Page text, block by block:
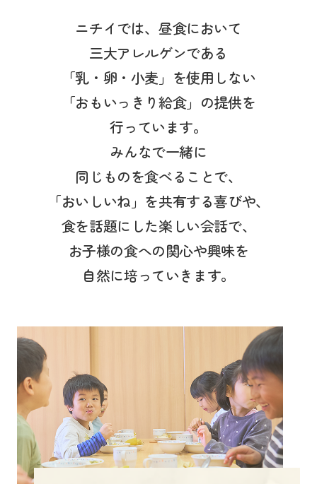
保育園に関するお問い合わせ
プライバシーポリシー サイトのご利用について
サイトマップ ニチイ学館オフィシャルサイト
ニチイでは、昼食において
三大アレルゲンである
「乳・卵・小麦」を使用しない
「おもいっきり給食」の提供を
行っています。
みんなで一緒に
同じものを食べることで、
「おいしいね」を共有する喜びや、
食を話題にした楽しい会話で、
お子様の食への関心や興味を
自然に培っていきます。